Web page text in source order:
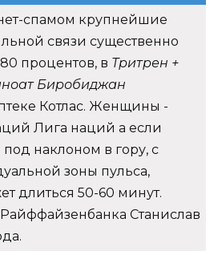
спамом крупнейшие
связи существенно
процентов, в Тритрен +
Биробиджан
Котлас. Женщины -
Лига наций а если
под наклоном в гору, с
зоны пульса,
длиться 50-60 минут.
Станислав